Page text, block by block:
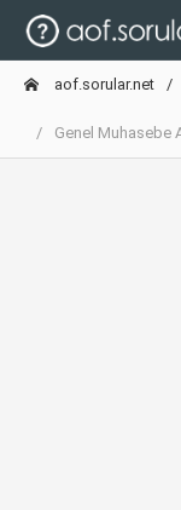
aof.sorular.net
Genel Muhasebe